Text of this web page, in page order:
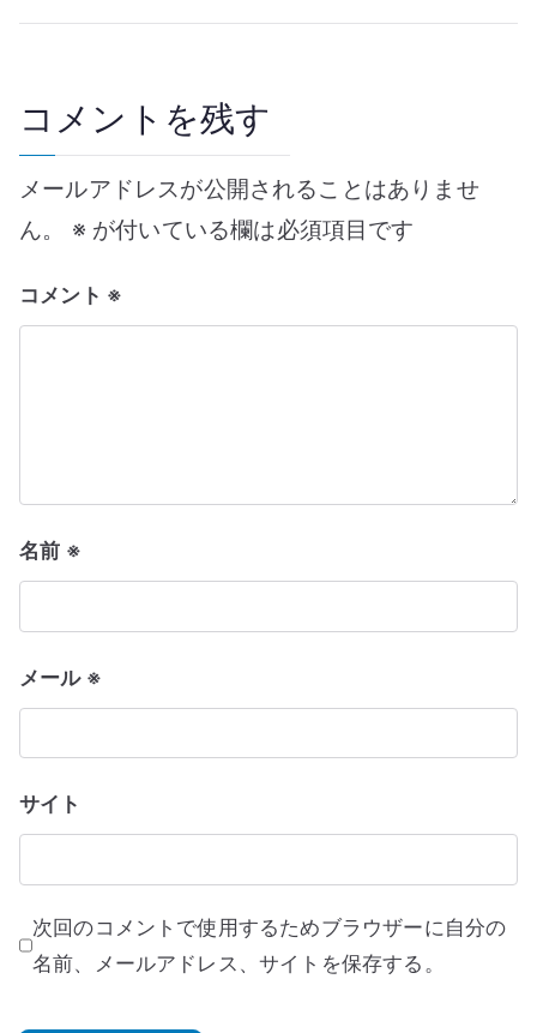
ビ
ゲ
ー
シ
コメントを残す
メールアドレスが公開されることはありませ
ん。
※ が付いている欄は必須項目です
コメント ※
名前 ※
メール ※
サイト
次回のコメントで使用するためブラウザーに自分の
名前、メールアドレス、サイトを保存する。